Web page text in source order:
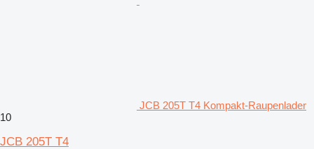
JCB 205T T4 Kompakt-Raupenlader
10
JCB 205T T4